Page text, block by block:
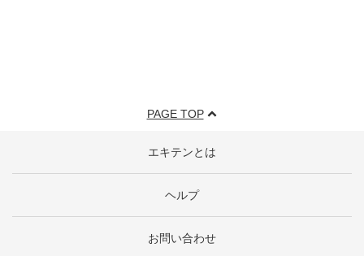
PAGE TOP
エキテンとは
ヘルプ
お問い合わせ